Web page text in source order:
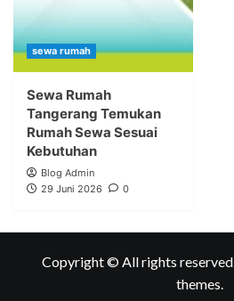
sewa rumah
Sewa Rumah
Tangerang Temukan
Rumah Sewa Sesuai
Kebutuhan
Blog Admin
29 Juni 2026
0
Copyright © All rights reserved.
themes.